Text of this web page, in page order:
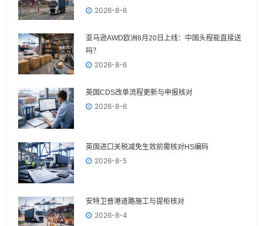
2026-8-6
亚马逊AWD欧洲8月20日上线：中国头程能直接送
吗？
2026-8-6
英国CDS改单流程更新与申报核对
2026-8-6
英国进口关税减免生效前需核对HS编码
2026-8-5
安特卫普港道路施工与提柜核对
2026-8-4